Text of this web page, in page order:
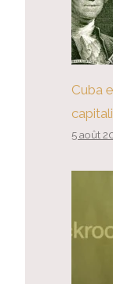
Cuba
5 août